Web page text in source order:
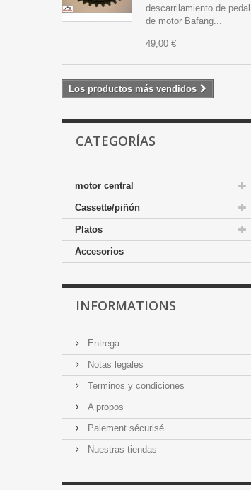
descarrilamiento de pedal
de motor Bafang...
49,00 €
Los productos más vendidos
CATEGORÍAS
motor central
Cassette/piñón
Platos
Accesorios
INFORMATIONS
Entrega
Notas legales
Terminos y condiciones
A propos
Paiement sécurisé
Nuestras tiendas